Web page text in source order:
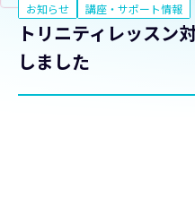
お知らせ 講座・サポート情報
トリニティレッスン
しました